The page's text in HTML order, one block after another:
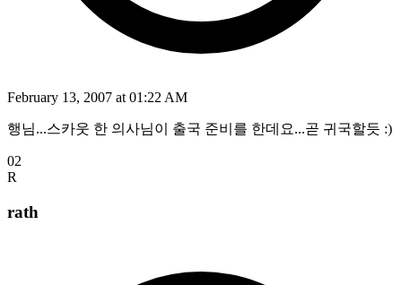
February 13, 2007 at 01:22 AM
행님...스카웃 한 의사님이 출국 준비를 한데요...곧 귀국할듯 :)
02
R
rath